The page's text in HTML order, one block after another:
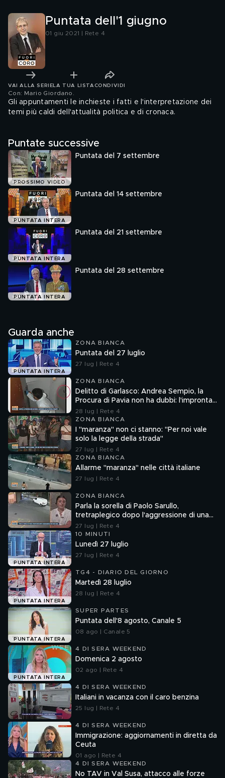
Puntata dell'1 giugno
01 giu 2021 | Rete 4
VAI ALLA SERIE LA TUA LISTA CONDIVIDI
Con: Mario Giordano
Gli appuntamenti le inchieste i fatti e l'interpretazione dei
temi più caldi dell'attualità politica e di cronaca.
Puntate successive
PROSSIMO VIDEO
Puntata del 7 settembre
PUNTATA INTERA
Puntata del 14 settembre
PUNTATA INTERA
Puntata del 21 settembre
PUNTATA INTERA
Puntata del 28 settembre
Guarda anche
PUNTATA INTERA
ZONA BIANCA
Puntata del 27 luglio
27 lug | Rete 4
ZONA BIANCA
Delitto di Garlasco: Andrea Sempio, la
Procura di Pavia non ha dubbi: l'impronta
33 è la pistola fumante
28 lug | Rete 4
ZONA BIANCA
I "maranza" non ci stanno: "Per noi vale
solo la legge della strada"
27 lug | Rete 4
ZONA BIANCA
Allarme "maranza" nelle città italiane
27 lug | Rete 4
ZONA BIANCA
Parla la sorella di Paolo Sarullo,
tretraplegico dopo l'aggressione di una
baby gang
27 lug | Rete 4
PUNTATA INTERA
10 MINUTI
Lunedì 27 luglio
27 lug | Rete 4
PUNTATA INTERA
TG4 - DIARIO DEL GIORNO
Martedì 28 luglio
28 lug | Rete 4
PUNTATA INTERA
SUPER PARTES
Puntata dell'8 agosto, Canale 5
08 ago | Canale 5
PUNTATA INTERA
4 DI SERA WEEKEND
Domenica 2 agosto
02 ago | Rete 4
4 DI SERA WEEKEND
Italiani in vacanza con il caro benzina
25 lug | Rete 4
4 DI SERA WEEKEND
Immigrazione: aggiornamenti in diretta da
Ceuta
01 ago | Rete 4
4 DI SERA WEEKEND
No TAV in Val Susa, attacco alle forze